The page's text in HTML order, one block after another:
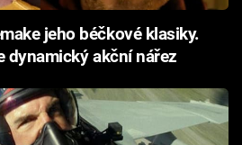
jeho béčkové klasiky.
dynamický akční nářez